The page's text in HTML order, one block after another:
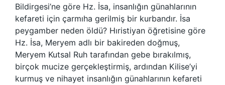
Bildirgesi’ne göre Hz. İsa, insanlığın günahlarının
kefareti için çarmıha gerilmiş bir kurbandır. İsa
peygamber neden öldü? Hıristiyan öğretisine göre
Hz. İsa, Meryem adlı bir bakireden doğmuş,
Meryem Kutsal Ruh tarafından gebe bırakılmış,
birçok mucize gerçekleştirmiş, ardından Kilise’yi
kurmuş ve nihayet insanlığın günahlarının kefareti